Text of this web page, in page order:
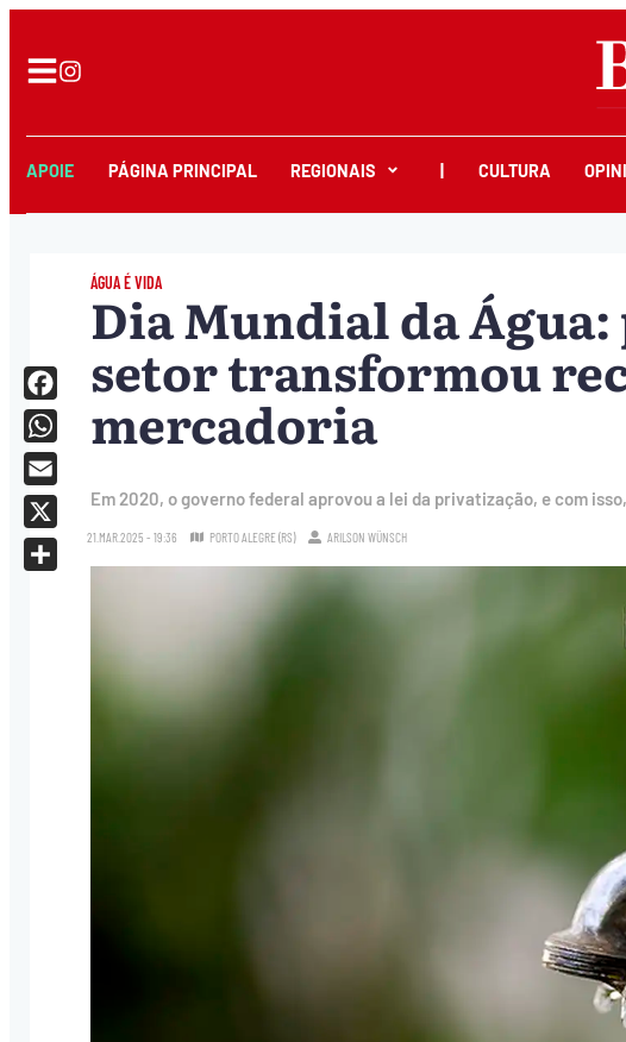
APOIE PÁGINA PRINCIPAL REGIONAIS CULTURA
ÁGUA É VIDA
Dia Mundial da
setor transformou
mercadoria
Em 2020, o governo federal aprovou a lei da privatização, e com
21.MAR.2025 - 19:36 PORTO ALEGRE (RS) ARILSON WÜNSCH
Facebook
WhatsApp
Email
X